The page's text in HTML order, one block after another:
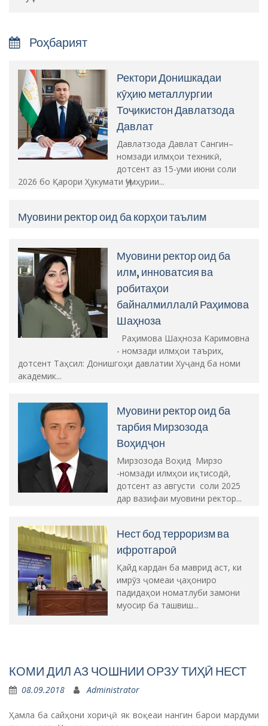
Роҳбарият
Ректори Донишкадаи
кӯҳию металлургии
Тоҷикистон Давлатзода
Давлат
Давлатзода Давлат Сангин–
номзади илмҳои техникӣ,
дотсент аз 15-уми июни соли
2026 бо Қарори Ҳукумати Ҷумҳурии...
Муовини ректор оид ба корҳои таълим
Муовини ректор оид ба
илм, инноватсия ва
робитаҳои
байналмиллалӣ Раҳимова
Шаҳноза
Раҳимова Шаҳноза Каримовна
- номзади илмҳои таърих,
дотсент Таҳсил: Донишгоҳи давлатии Хуҷанд ба номи
академик...
Муовини ректор оид ба
тарбия Мирзозода
Воҳидҷон
Мирзозода Воҳид Мирзо
-номзади илмҳои иқтисодӣ,
дотсент аз августи соли 2025
дар вазифаи муовини ректор...
Нест бод терроризм ва
ифротгароӣ
Қайд кардан ба маврид аст, ки
имрӯз ҷомеаи ҷаҳониро
падидаҳои номатлуби замони
муосир ба ташвиш...
КОМИ ДИЛ АЗ ЧОШНИИ ОРЗУ ТИҲӢ НЕСТ
08.09.2018 Administrator
Ҳамла ба сайҳони хориҷӣ як воқеаи нангин барои мардуми